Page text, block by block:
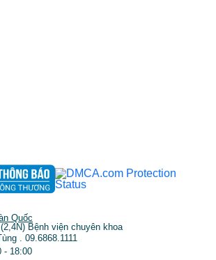
Quốc
(2,4N) Bệnh viện chuyên khoa
. 09.6868.1111
- 18:00